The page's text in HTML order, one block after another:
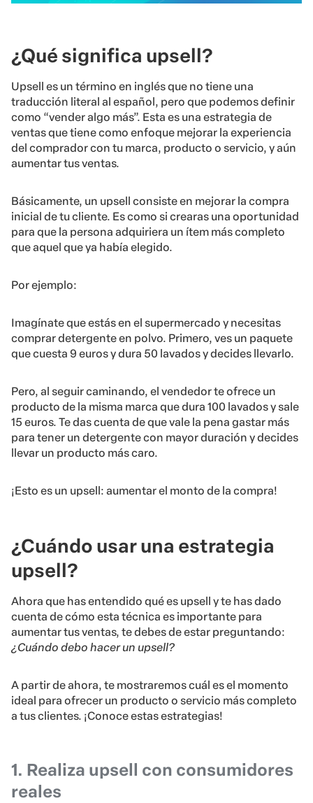
¿Qué significa upsell?
Upsell es un término en inglés que no tiene una
traducción literal al español, pero que podemos definir
como “vender algo más”. Esta es una estrategia de
ventas que tiene como enfoque mejorar la experiencia
del comprador con tu marca, producto o servicio, y aún
aumentar tus ventas.
Básicamente, un upsell consiste en mejorar la compra
inicial de tu cliente. Es como si crearas una oportunidad
para que la persona adquiriera un ítem más completo
que aquel que ya había elegido.
Por ejemplo:
Imagínate que estás en el supermercado y necesitas
comprar detergente en polvo. Primero, ves un paquete
que cuesta 9 euros y dura 50 lavados y decides llevarlo.
Pero, al seguir caminando, el vendedor te ofrece un
producto de la misma marca que dura 100 lavados y sale
15 euros. Te das cuenta de que vale la pena gastar más
para tener un detergente con mayor duración y decides
llevar un producto más caro.
¡Esto es un upsell: aumentar el monto de la compra!
¿Cuándo usar una estrategia
upsell?
Ahora que has entendido qué es upsell y te has dado
cuenta de cómo esta técnica es importante para
aumentar tus ventas, te debes de estar preguntando:
¿Cuándo debo hacer un upsell?
A partir de ahora, te mostraremos cuál es el momento
ideal para ofrecer un producto o servicio más completo
a tus clientes. ¡Conoce estas estrategias!
1. Realiza upsell con consumidores
reales